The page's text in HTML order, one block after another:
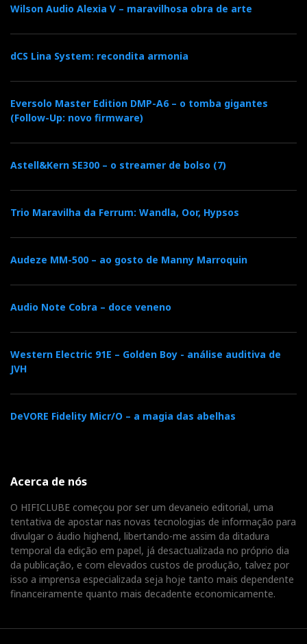
Wilson Audio Alexia V – maravilhosa obra de arte
dCS Lina System: recondita armonia
Eversolo Master Edition DMP-A6 – o tomba gigantes
(Follow-Up: novo firmware)
Astell&Kern SE300 – o streamer de bolso (7)
Trio Maravilha da Ferrum: Wandla, Oor, Hypsos
Audeze MM-500 – ao gosto de Manny Marroquin
Audio Note Cobra – doce veneno
Western Electric 91E – Golden Boy - análise auditiva de
JVH
DeVORE Fidelity Micr/O – a magia das abelhas
Acerca de nós
O HIFICLUBE começou por ser um devaneio editorial, uma
tentativa de apostar nas novas tecnologias de informação para
divulgar o áudio highend, libertando-me assim da ditadura
temporal da edição em papel, já desactualizada no próprio dia
da publicação, e com elevados custos de produção, talvez por
isso a imprensa especializada seja hoje tanto mais dependente
financeiramente quanto mais decadente economicamente.